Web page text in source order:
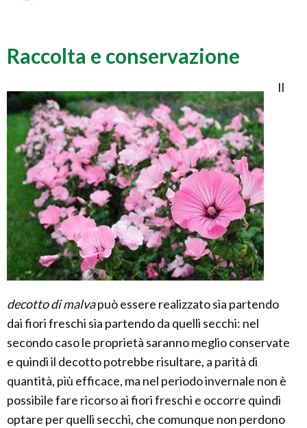
Raccolta e conservazione
Il
decotto di malvapuò essere realizzato sia partendo
dai fiori freschi sia partendo da quelli secchi: nel
secondo caso le proprietà saranno meglio conservate
e quindi il decotto potrebbe risultare, a parità di
quantità, più efficace, ma nel periodo invernale non è
possibile fare ricorso ai fiori freschi e occorre quindi
optare per quelli secchi, che comunque non perdono